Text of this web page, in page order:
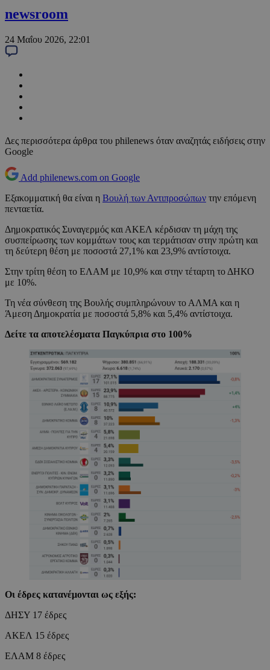
newsroom
24 Μαΐου 2026, 22:01
Δες περισσότερα άρθρα του philenews όταν αναζητάς ειδήσεις στην
Google
Add philenews.com on Google
Εξακομματική θα είναι η Βουλή των Αντιπροσώπων την επόμενη
πενταετία.
Δημοκρατικός Συναγερμός και ΑΚΕΛ κέρδισαν τη μάχη της
συσπείρωσης των κομμάτων τους και τερμάτισαν στην πρώτη και
τη δεύτερη θέση με ποσοστά 27,1% και 23,9% αντίστοιχα.
Στην τρίτη θέση το ΕΛΑΜ με 10,9% και στην τέταρτη το ΔΗΚΟ
με 10%.
Τη νέα σύνθεση της Βουλής συμπληρώνουν το ΑΛΜΑ και η
Άμεση Δημοκρατία με ποσοστά 5,8% και 5,4% αντίστοιχα.
Δείτε τα αποτελέσματα Παγκύπρια στο 100%
Οι έδρες κατανέμονται ως εξής:
ΔΗΣΥ 17 έδρες
ΑΚΕΛ 15 έδρες
ΕΛΑΜ 8 έδρες